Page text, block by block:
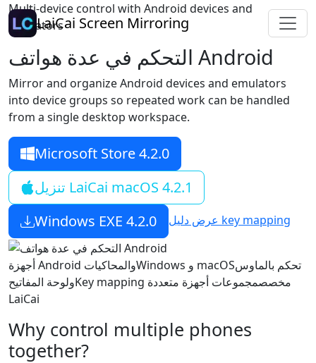
LaiCai Screen Mirroring
Multi-device control with Android devices and
emulators
التحكم في عدة هواتف Android
Mirror and organize Android devices and emulators
into device groups so repeated work can be handled
from a single desktop workspace.
Microsoft Store 4.2.0
تنزيل LaiCai macOS 4.2.1
Windows EXE 4.2.0 عرض دليل key mapping
أجهزة Android والمحاكيات Windows و macOSتحكم بالماوس
ولوحة المفاتيح
Key mapping مخصصمجموعات أجهزة متعددة
LaiCai
Why control multiple phones
together?